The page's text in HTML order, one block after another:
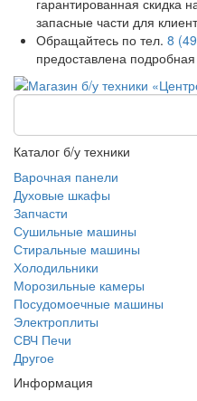
гарантированная скидка
запасные части для
Обращайтесь по тел. 8
предоставлена
Каталог б/у техники
Варочная панели
Духовые шкафы
Запчасти
Сушильные машины
Стиральные машины
Холодильники
Морозильные камеры
Посудомоечные машины
Электроплиты
СВЧ Печи
Другое
Информация